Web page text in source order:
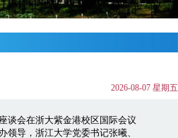
2026-08-07 星期五
谈会在浙大紫金港校区国际会议
导，浙江大学党委书记张曦、